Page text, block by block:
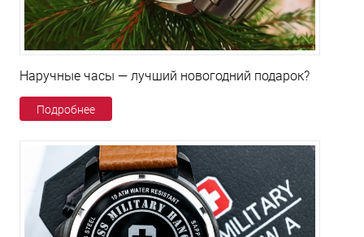
Наручные часы — лучший новогодний подарок?
Подробнее